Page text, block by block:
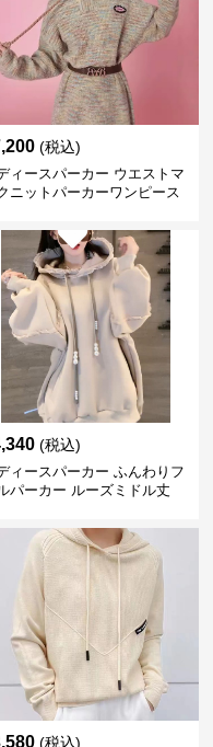
(税込)
ィースパーカー ウエストマ
ニットパーカーワンピース
(税込)
ィースパーカー ふんわりフ
パーカー ルーズミドル丈
(税込)